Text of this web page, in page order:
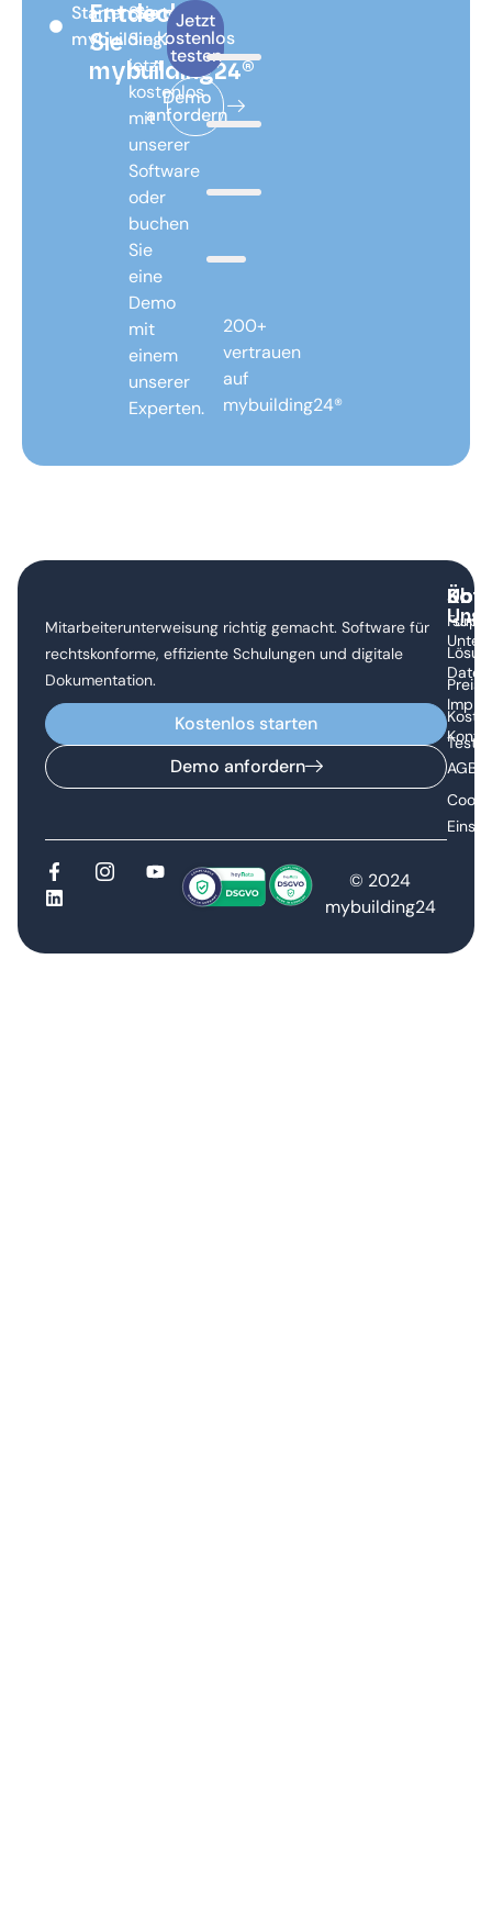
Starten Sie mit
mybuilding24®
Entdecken
Sie
mybuilding24®
Starten
Sie
jetzt
kostenlos
mit
unserer
Software
oder
buchen
Sie
eine
Demo
mit
einem
unserer
Experten.
Jetzt
kostenlos
testen
Demo
anfordern
200+
vertrauen
auf
mybuilding24®
Mitarbeiterunterweisung richtig gemacht. Software für
rechtskonforme, effiziente Schulungen und digitale
Dokumentation.
Kostenlos starten
Demo anfordern
Über
Uns
AGB
Preise
© 2024
mybuilding24